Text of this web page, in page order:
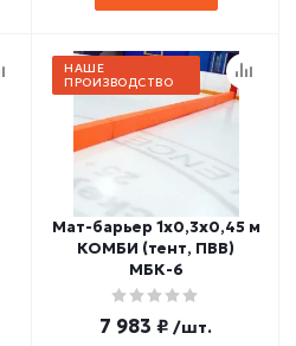
НАШЕ
ПРОИЗВОДСТВО
Мат-барьер 1х0,3х0,45 м
КОМБИ (тент, ПВВ)
МБК-6
7 983 ₽ /шт.